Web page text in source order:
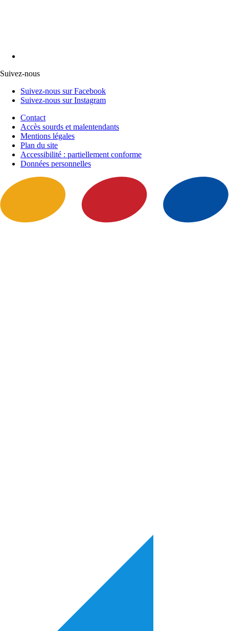
Suivez-nous
Suivez-nous sur Facebook
Suivez-nous sur Instagram
Contact
Accès sourds et malentendants
Mentions légales
Plan du site
Accessibilité : partiellement conforme
Données personnelles